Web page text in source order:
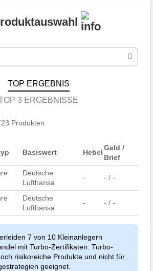
TOP ERGEBNIS
3 ERGEBNISSE
Produkten
Basiswert Hebel
Geld /
Brief
Deutsche
Lufthansa
- - / -
Deutsche
Lufthansa
- - / -
7 von 10 Kleinanlegern
mit Turbo-Zertifikaten. Turbo-
risikoreiche Produkte und nicht für
geeignet.